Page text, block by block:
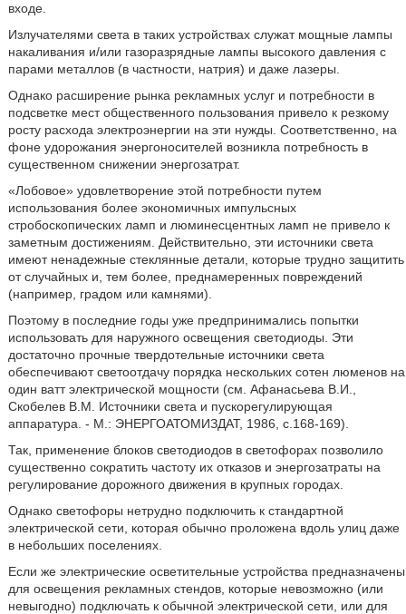
входе.
Излучателями света в таких устройствах служат мощные лампы
накаливания и/или газоразрядные лампы высокого давления с
парами металлов (в частности, натрия) и даже лазеры.
Однако расширение рынка рекламных услуг и потребности в
подсветке мест общественного пользования привело к резкому
росту расхода электроэнергии на эти нужды. Соответственно, на
фоне удорожания энергоносителей возникла потребность в
существенном снижении энергозатрат.
«Лобовое» удовлетворение этой потребности путем
использования более экономичных импульсных
стробоскопических ламп и люминесцентных ламп не привело к
заметным достижениям. Действительно, эти источники света
имеют ненадежные стеклянные детали, которые трудно защитить
от случайных и, тем более, преднамеренных повреждений
(например, градом или камнями).
Поэтому в последние годы уже предпринимались попытки
использовать для наружного освещения светодиоды. Эти
достаточно прочные твердотельные источники света
обеспечивают светоотдачу порядка нескольких сотен люменов на
один ватт электрической мощности (см. Афанасьева В.И.,
Скобелев В.М. Источники света и пускорегулирующая
аппаратура. - М.: ЭНЕРГОАТОМИЗДАТ, 1986, с.168-169).
Так, применение блоков светодиодов в светофорах позволило
существенно сократить частоту их отказов и энергозатраты на
регулирование дорожного движения в крупных городах.
Однако светофоры нетрудно подключить к стандартной
электрической сети, которая обычно проложена вдоль улиц даже
в небольших поселениях.
Если же электрические осветительные устройства предназначены
для освещения рекламных стендов, которые невозможно (или
невыгодно) подключать к обычной электрической сети, или для